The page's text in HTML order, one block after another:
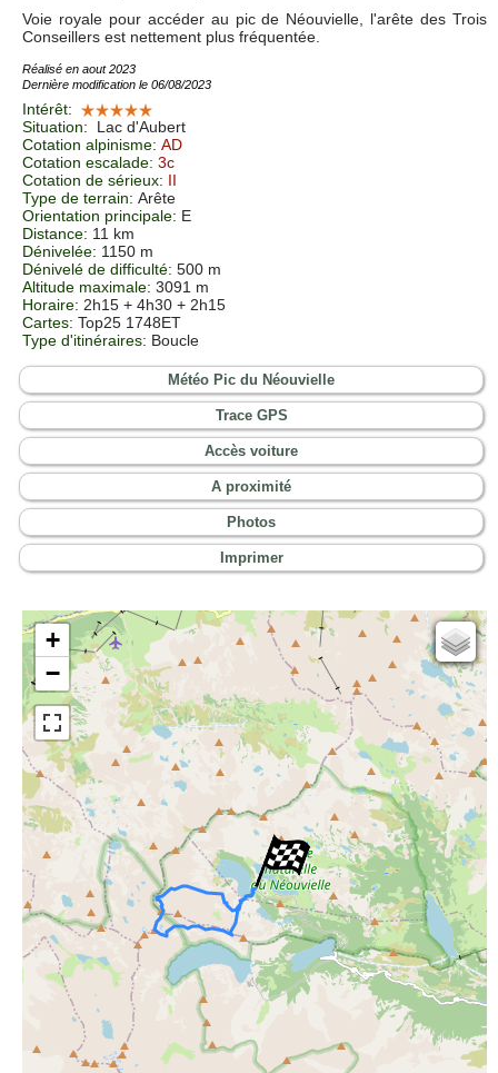
Voie royale pour accéder au pic de Néouvielle, l'arête des Trois
Conseillers est nettement plus fréquentée.
Réalisé en aout 2023
Dernière modification le 06/08/2023
Intérêt:
Situation:
Lac d'Aubert
Cotation alpinisme: AD
Cotation escalade: 3c
Cotation de sérieux: II
Type de terrain: Arête
Orientation principale: E
Distance: 11 km
Dénivelée: 1150 m
Dénivelé de difficulté: 500 m
Altitude maximale: 3091 m
Horaire: 2h15 + 4h30 + 2h15
Cartes: Top25 1748ET
Type d'itinéraires: Boucle
Météo Pic du Néouvielle
Trace GPS
Accès voiture
A proximité
Photos
Imprimer
+
−
Cartes IGN
Open Topo Map
Open Street Map
ESRI Word Imagery
Photographies aériennes